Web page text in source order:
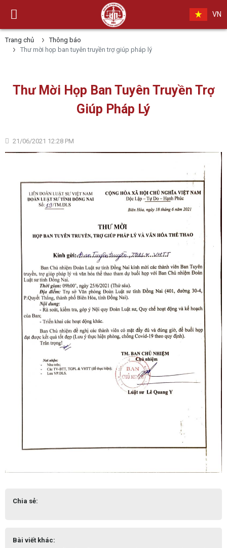
VN
Trang chủ
Thông báo
Thư mời họp ban tuyên truyền trợ giúp pháp lý
Thư Mời Họp Ban Tuyên Truyền Trợ
Giúp Pháp Lý
21/06/2021 12:28 PM
Chia sẻ:
Bài viết khác: